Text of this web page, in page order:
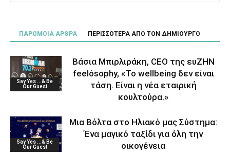
ΠΑΡΟΜΟΙΑ ΑΡΘΡΑ ΠΕΡΙΣΣΟΤΕΡΑ ΑΠΟ ΤΟΝ ΔΗΜΙΟΥΡΓΟ
Say Yes ...& Be
Our Guest
Βάσια Μπιρλιράκη, CEO της ευΖΗΝ
feelόsophy, «Το wellbeing δεν είναι
τάση. Είναι η νέα εταιρική
κουλτούρα.»
Say Yes ...& Be
Our Guest
Μια Βόλτα στο Ηλιακό μας Σύστημα:
Ένα μαγικό ταξίδι για όλη την
οικογένεια